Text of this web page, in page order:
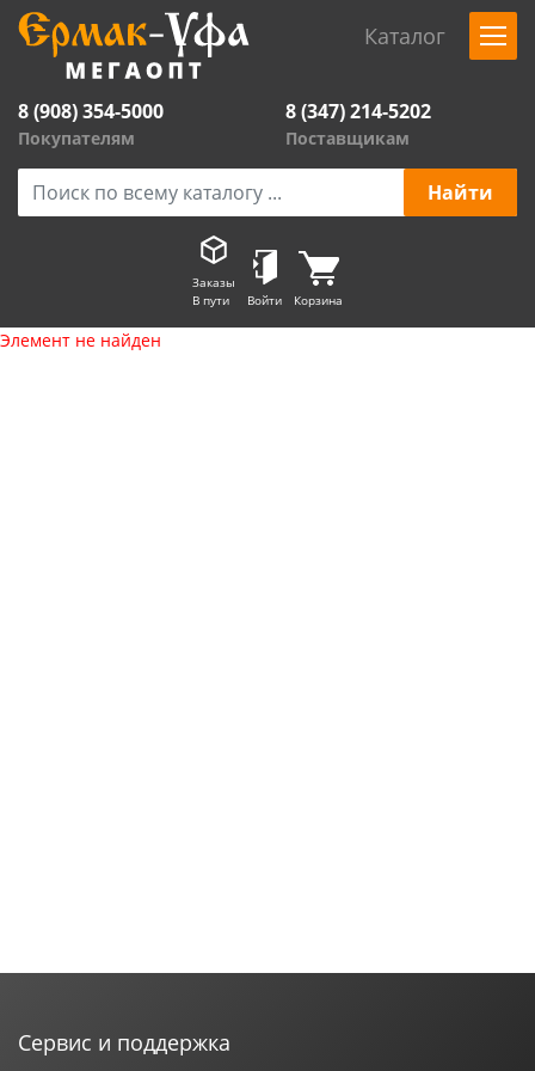
Каталог
8 (908) 354-5000
Покупателям
8 (347) 214-5202
Поставщикам
Заказы
В пути
Войти Корзина
Элемент не найден
Сервис и поддержка